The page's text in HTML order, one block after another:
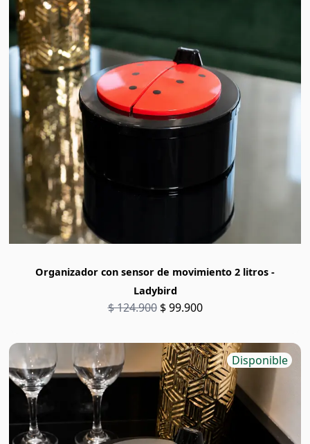
Organizador con sensor de movimiento 2 litros -
Ladybird
$ 124.900 $ 99.900
Disponible